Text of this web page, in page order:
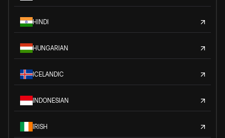
HINDI
HUNGARIAN
ICELANDIC
INDONESIAN
IRISH